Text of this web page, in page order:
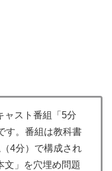
ャスト番組「5分
す。番組は教科書
4分）で構成され
文」を穴埋め問題